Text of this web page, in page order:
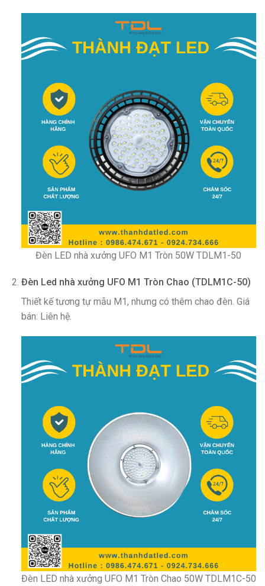
Đèn LED nhà xưởng UFO M1 Tròn 50W TDLM1-50
Đèn Led nhà xưởng UFO M1 Tròn Chao (TDLM1C-50)
Thiết kế tương tự mẫu M1, nhưng có thêm chao đèn. Giá
bán: Liên hệ.
Đèn LED nhà xưởng UFO M1 Tròn Chao 50W TDLM1C-50